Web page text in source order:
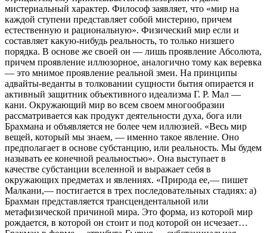
мистериальный характер. Философ заявляет, что «мир на
каждой ступени представляет собой мистерию, причем
естественную и рациональную». Физический мир если и
составляет какую-нибудь реальность, то только низшего
порядка. В основе же своей он — лишь проявление Абсолюта,
причем проявление иллюзорное, аналогично тому как веревка
— это мнимое проявление реальной змеи. На принципы
адвайты-веданты в толковании сущности бытия опирается и
активный защитник объективного идеализма Г. Р. Мал —
кани. Окружающий мир во всем своем многообразии
рассматривается как продукт деятельности духа, бога или
Брахмана и объявляется не более чем иллюзией. «Весь мир
вещей, который мы знаем, — именно такое явление. Оно
предполагает в основе субстанцию, или реальность. Мы будем
называть ее конечной реальностью». Она выступает в
качестве субстанции вселенной и выражает себя в
окружающих предметах и явлениях. «Природа ее,— пишет
Малкани,— постигается в трех последовательных стадиях: а)
Брахман представляется трансцендентальной или
метафизической причиной мира. Это форма, из которой мир
рождается, в которой он стоит и под которой он исчезает…